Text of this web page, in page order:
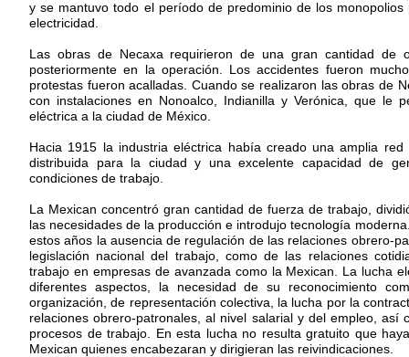
y se mantuvo todo el período de predominio de los
electricidad.
Las obras de Necaxa requirieron de una gran cantidad de
posteriormente en la operación. Los accidentes fueron
protestas fueron acalladas. Cuando se realizaron las obras de
con instalaciones en Nonoalco, Indianilla y Verónica, que le
eléctrica a la ciudad de México.
Hacia 1915 la industria eléctrica había creado una amplia
distribuida para la ciudad y una excelente capacidad de
condiciones de trabajo.
La Mexican concentró gran cantidad de fuerza de trabajo,
las necesidades de la producción e introdujo tecnología
estos años la ausencia de regulación de las relaciones obrero-
legislación nacional del trabajo, como de las relaciones
trabajo en empresas de avanzada como la Mexican. La lucha
diferentes aspectos, la necesidad de su reconocimiento
organización, de representación colectiva, la lucha por la
relaciones obrero-patronales, al nivel salarial y del empleo, así
procesos de trabajo. En esta lucha no resulta gratuito que
Mexican quienes encabezaran y dirigieran las reivindicaciones.